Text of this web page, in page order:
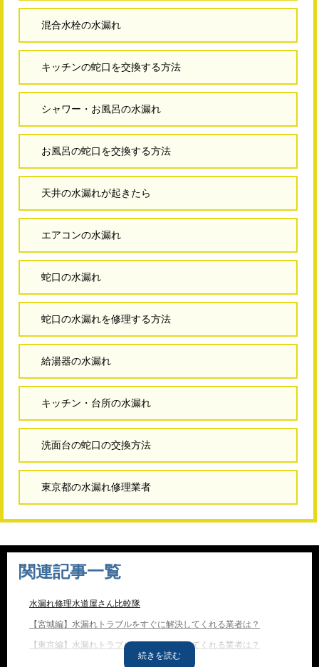
混合水栓の水漏れ
キッチンの蛇口を交換する方法
シャワー・お風呂の水漏れ
お風呂の蛇口を交換する方法
天井の水漏れが起きたら
エアコンの水漏れ
蛇口の水漏れ
蛇口の水漏れを修理する方法
給湯器の水漏れ
キッチン・台所の水漏れ
洗面台の蛇口の交換方法
東京都の水漏れ修理業者
関連記事一覧
水漏れ修理水道屋さん比較隊
【宮城編】水漏れトラブルをすぐに解決してくれる業者は？
【東京編】水漏れトラブルをすぐに解決してくれる業者は？